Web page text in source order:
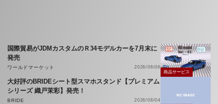
国際貿易がJDMカスタムのＲ34モデルカーを7月末に
発売
ワールドマーケット
2026/08/06
商品サービス
大好評のBRIDEシート型スマホスタンド【プレミアム
シリーズ 織戸茉彩】発売！
BRIDE
2026/08/04